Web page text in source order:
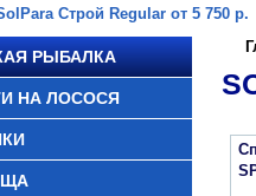
Строй Regular от 5 750 р.
РЫБАЛКА
НА ЛОСОСЯ